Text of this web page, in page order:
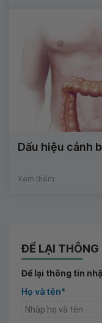
Dấu hiệu cảnh
Xem thêm
ĐỂ LẠI
Để lại thông tin
Họ và tên*